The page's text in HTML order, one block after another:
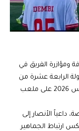
ومؤازرة الفريق في
الرابعة عشرة من
البطولة الاحترافية، والمقررة يوم الأحد فاتح مارس 2026 على ملعب
داعياً الأنصار إلى
ارتباط الجماهير